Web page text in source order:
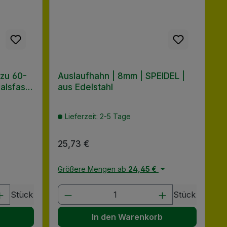
um die Anzahl zu erhöhen oder
oder benutze die Schaltflächen um
60-
den gewünschten Wert ein oder
Stück
Auslaufhahn | 8mm | SPEIDEL |
aus Edelstahl
Lieferzeit: 2-5 Tage
Regulärer Preis:
25,73 €
Größere Mengen ab 24,45 €
Produkt Anzahl: Gib den
Stück
In den Warenkorb